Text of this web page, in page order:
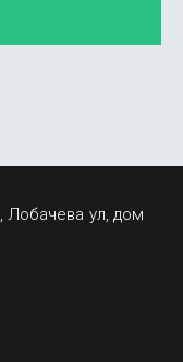
Лобачева ул, дом